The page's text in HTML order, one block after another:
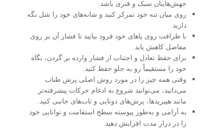
جهش‌هایتان سبک و فنری باشد.
روی میان تنه خود تمرکز کنید و شانه‌های خود را شل نگه
دارید.
با ظرافت روی پاهای خود فرود بیایید تا فشار آن بر روی
مفاصل کاهش یابد.
برای حفظ تعادل و اجتناب از فشار وارده بر گردن، نگاه
خود را مستقیماً رو به جلو حفظ کنید.
وقتی همه چیز را در مورد روش اصلی پرش طناب
می‌دانید، می‌توانید شروع به ادغام حرکات پیشرفته‌تر
مانند هیبریدها، پرش‌های دوتایی و تاب‌های جانبی کنید.
به آرامی و به‌طور پیوسته سطح استقامت و توانایی خود
را در دراز مدت افزایش دهید